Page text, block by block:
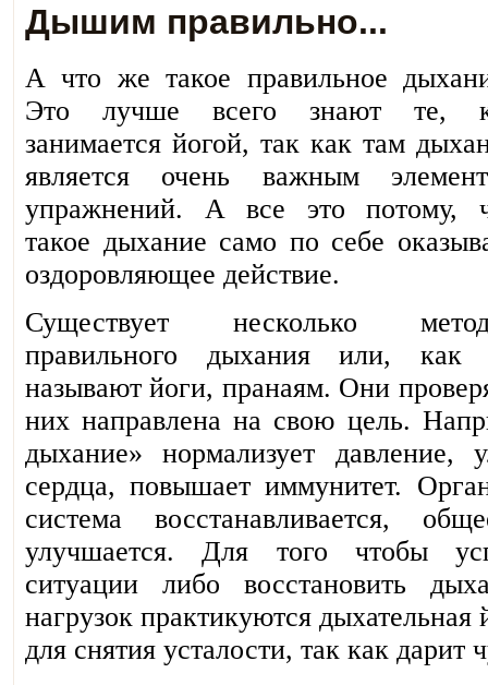
Дышим правильно...
А что же такое правильное
Это лучше всего знают те,
занимается йогой, так как там
является очень важным
упражнений. А все это потому,
такое дыхание само по себе
оздоровляющее действие.
Существует несколько
правильного дыхания или, как
называют йоги, пранаям. Они
них направлена на свою цель.
дыхание» нормализует давление,
сердца, повышает иммунитет.
система восстанавливается,
улучшается. Для того чтобы
ситуации либо восстановить
нагрузок практикуются
для снятия усталости, так как дарит